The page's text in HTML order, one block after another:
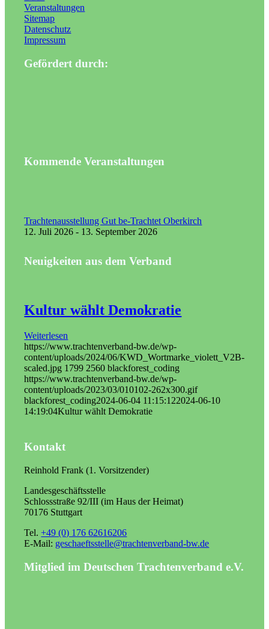
Veranstaltungen
Sitemap
Datenschutz
Impressum
Gefördert durch:
Kommende Veranstaltungen
Trachtenausstellung Gut be-Trachtet Oberkirch
12. Juli 2026 - 13. September 2026
Neuigkeiten aus dem Verband
Kultur wählt Demokratie
Weiterlesen
https://www.trachtenverband-bw.de/wp-
content/uploads/2024/06/KWD_Wortmarke_violett_V2B-
scaled.jpg 1799 2560 blackforest_coding
https://www.trachtenverband-bw.de/wp-
content/uploads/2023/03/010102-262x300.gif
blackforest_coding2024-06-04 11:15:122024-06-10
14:19:04Kultur wählt Demokratie
Kontakt
Reinhold Frank (1. Vorsitzender)
Landesgeschäftsstelle
Schlossstraße 92/III (im Haus der Heimat)
70176 Stuttgart
Tel.+49 (0) 176 62616206
E-Mail: geschaeftsstelle@trachtenverband-bw.de
Mitglied im Deutschen Trachtenverband e.V.